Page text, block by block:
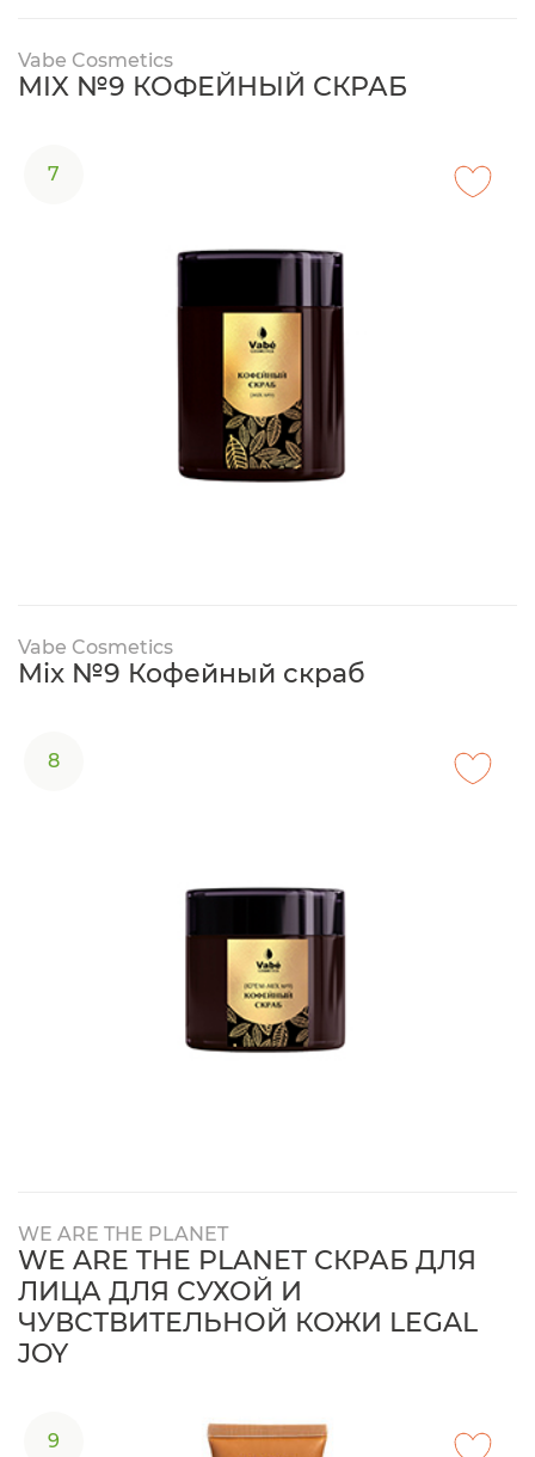
Vabe Cosmetics
MIX №9 КОФЕЙНЫЙ СКРАБ
7
Vabe Cosmetics
Mix №9 Кофейный скраб
8
WE ARE THE PLANET
WE ARE THE PLANET СКРАБ ДЛЯ
ЛИЦА ДЛЯ СУХОЙ И
ЧУВСТВИТЕЛЬНОЙ КОЖИ LEGAL
JOY
9